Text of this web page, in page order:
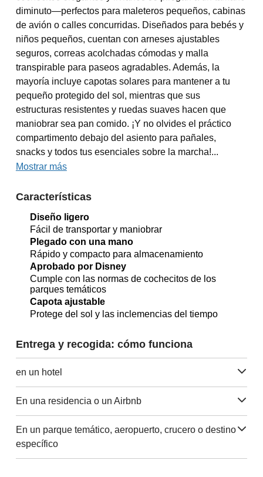
diminuto—perfectos para maleteros pequeños, cabinas
de avión o calles concurridas. Diseñados para bebés y
niños pequeños, cuentan con arneses ajustables
seguros, correas acolchadas cómodas y malla
transpirable para paseos agradables. Además, la
mayoría incluye capotas solares para mantener a tu
pequeño protegido del sol, mientras que sus
estructuras resistentes y ruedas suaves hacen que
maniobrar sea pan comido. ¡Y no olvides el práctico
compartimento debajo del asiento para pañales,
snacks y todos tus esenciales sobre la marcha!...
Mostrar más
Características
Diseño ligero
Fácil de transportar y maniobrar
Plegado con una mano
Rápido y compacto para almacenamiento
Aprobado por Disney
Cumple con las normas de cochecitos de los
parques temáticos
Capota ajustable
Protege del sol y las inclemencias del tiempo
Entrega y recogida: cómo funciona
en un hotel
En una residencia o un Airbnb
En un parque temático, aeropuerto, crucero o destino
específico